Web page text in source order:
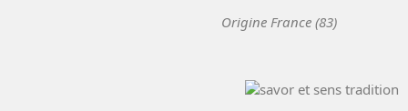
Origine France (83)